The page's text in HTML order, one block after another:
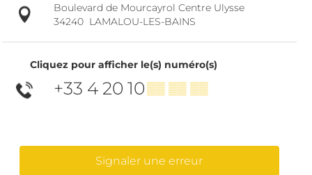
Boulevard de Mourcayrol Centre Ulysse
34240 LAMALOU-LES-BAINS
Cliquez pour afficher le(s) numéro(s)
+33 4 20 10▒▒ ▒▒ ▒▒
Signaler une erreur